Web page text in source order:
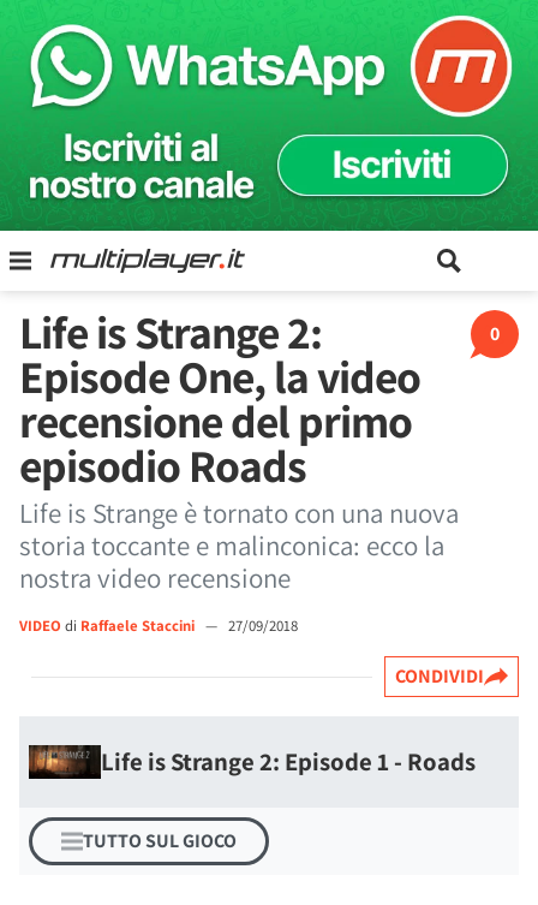
0
Life is Strange 2:
Episode One, la video
recensione del primo
episodio Roads
Life is Strange è tornato con una nuova
storia toccante e malinconica: ecco la
nostra video recensione
VIDEO di Raffaele Staccini — 27/09/2018
CONDIVIDI
Life is Strange 2: Episode 1 - Roads
TUTTO SUL GIOCO